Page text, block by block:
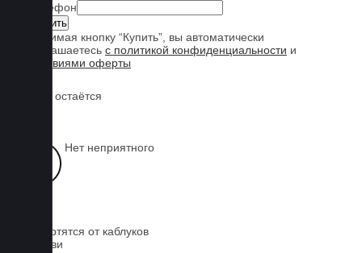
Телефон
Нажимая кнопку “Купить”, вы автоматически
соглашаетесь с политикой конфиденциальности и
условиями оферты
Обувь остаётся
Нет неприятного
Не портятся от каблуков
на обуви